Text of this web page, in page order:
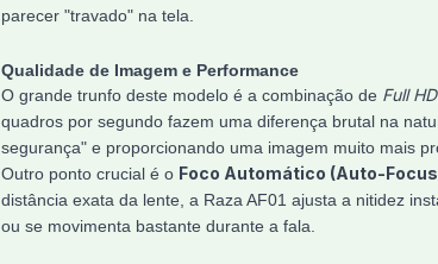
parecer "travado" na tela.
Qualidade de Imagem e Performance
O grande trunfo deste modelo é a combinação de Full
quadros por segundo fazem uma diferença brutal na
segurança" e proporcionando uma imagem muito mais
Outro ponto crucial é o Foco Automático (Auto-
distância exata da lente, a Raza AF01 ajusta a nitidez
ou se movimenta bastante durante a fala.